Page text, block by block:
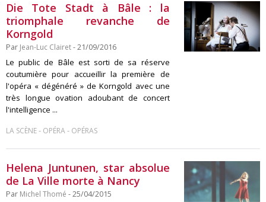
Die Tote Stadt à Bâle : la
triomphale revanche de
Korngold
Par Jean-Luc Clairet- 21/09/2016
Le public de Bâle est sorti de sa réserve
coutumière pour accueillir la première de
l'opéra « dégénéré » de Korngold avec une
très longue ovation adoubant de concert
l'intelligence ...
LA SCÈNE- OPÉRA- OPÉRAS
Helena Juntunen, star absolue
de La Ville morte à Nancy
Par Michel Thomé - 25/04/2015